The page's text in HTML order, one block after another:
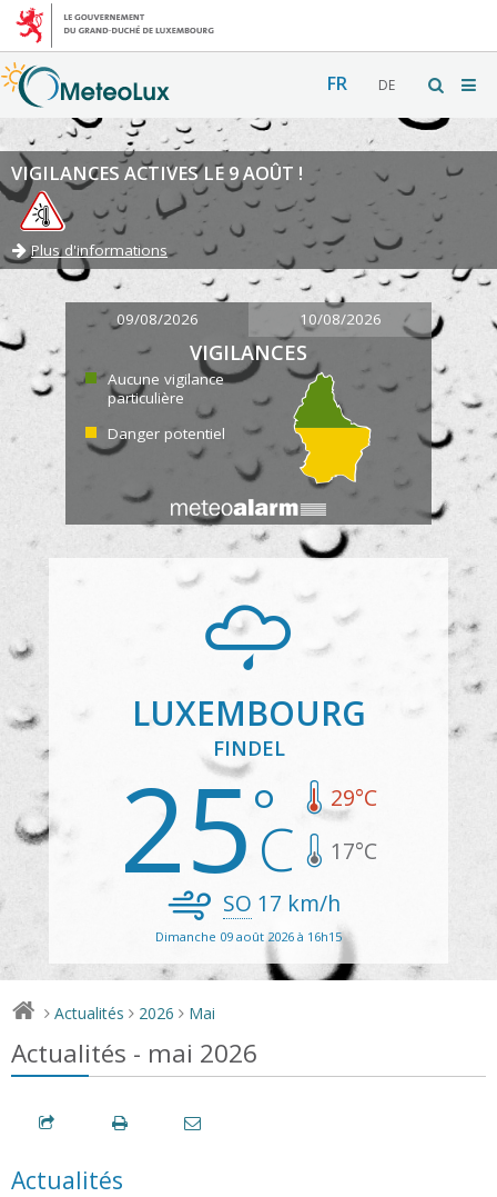
FR DE
VIGILANCES ACTIVES LE 9 AOÛT !
Plus d'informations
09/08/2026 10/08/2026
VIGILANCES
Aucune vigilance
particulière
Danger potentiel
LUXEMBOURG
FINDEL
25 29°C
17°C
SO 17 km/h
Dimanche 09 août 2026 à 16h15
> Actualités > 2026 > Mai
Actualités - mai 2026
Actualités